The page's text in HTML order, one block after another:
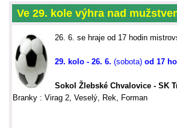
Ve 29. kole výhra nad
26. 6. se hraje od 17 hodin
29. kolo - 26. 6. (sobota) od 17
Sokol Žlebské Chvalovice - SK
Branky : Virag 2, Veselý, Rek, Forman